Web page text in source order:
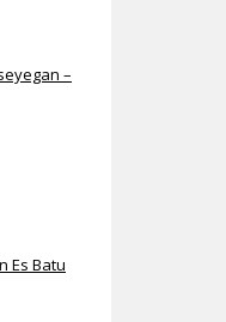
–
Es Batu